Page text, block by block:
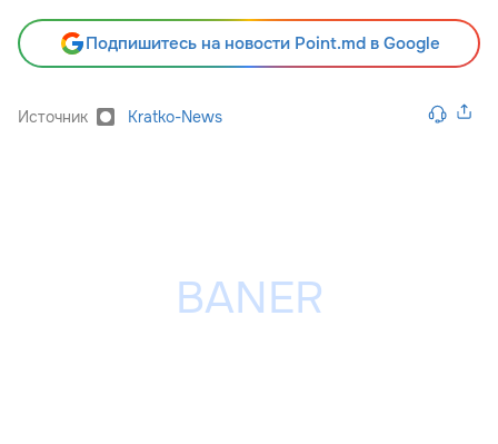
Подпишитесь на новости Point.md в Google
Источник Kratko-News